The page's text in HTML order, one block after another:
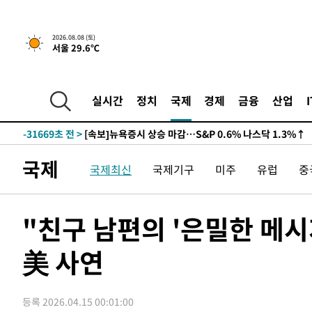
2026.08.08 (토)
서울 29.6℃
실시간 정치 국제 경제 금융 산업
-31669초 전 > [속보]뉴욕증시 상승 마감…S&P 0.6% 나스닥 1.3%↑
국제 국제최신 국제기구 미주 유럽
"친구 남편의 '은밀한 메
美 사연
등록 2026.04.15 00:01:00